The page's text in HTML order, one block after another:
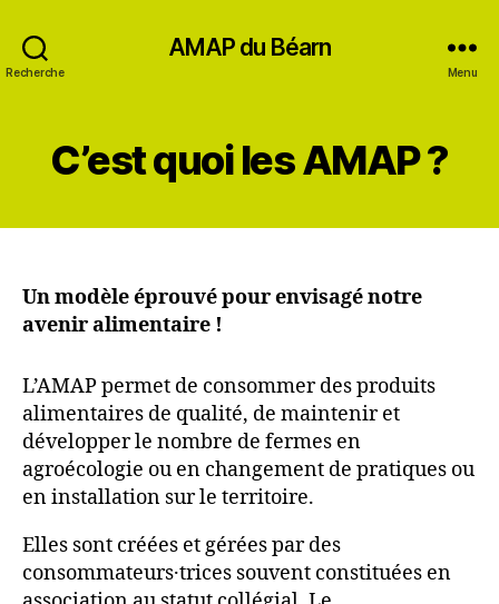
Recherche
AMAP du Béarn
Menu
C’est quoi les AMAP ?
Un modèle éprouvé pour envisagé notre
avenir alimentaire !
L’AMAP permet de consommer des produits
alimentaires de qualité, de maintenir et
développer le nombre de fermes en
agroécologie ou en changement de pratiques ou
en installation sur le territoire.
Elles sont créées et gérées par des
consommateurs·trices souvent constituées en